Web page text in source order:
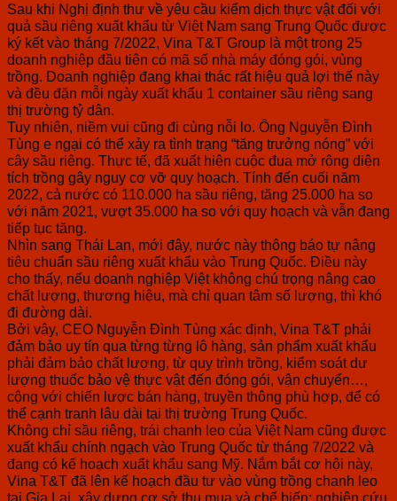
Sau khi Nghị định thư về yêu cầu kiểm dịch thực vật đối với
quả sầu riêng xuất khẩu từ Việt Nam sang Trung Quốc được
ký kết vào tháng 7/2022, Vina T&T Group là một trong 25
doanh nghiệp đầu tiên có mã số nhà máy đóng gói, vùng
trồng. Doanh nghiệp đang khai thác rất hiệu quả lợi thế này
và đều đặn mỗi ngày xuất khẩu 1 container sầu riêng sang
thị trường tỷ dân.
Tuy nhiên, niềm vui cũng đi cùng nỗi lo. Ông Nguyễn Đình
Tùng e ngại có thể xảy ra tình trạng “tăng trưởng nóng” với
cây sầu riêng. Thực tế, đã xuất hiện cuộc đua mở rộng diện
tích trồng gây nguy cơ vỡ quy hoạch. Tính đến cuối năm
2022, cả nước có 110.000 ha sầu riêng, tăng 25.000 ha so
với năm 2021, vượt 35.000 ha so với quy hoạch và vẫn đang
tiếp tục tăng.
Nhìn sang Thái Lan, mới đây, nước này thông báo tự nâng
tiêu chuẩn sầu riêng xuất khẩu vào Trung Quốc. Điều này
cho thấy, nếu doanh nghiệp Việt không chú trọng nâng cao
chất lượng, thương hiệu, mà chỉ quan tâm số lượng, thì khó
đi đường dài.
Bởi vậy, CEO Nguyễn Đình Tùng xác định, Vina T&T phải
đảm bảo uy tín qua từng từng lô hàng, sản phẩm xuất khẩu
phải đảm bảo chất lượng, từ quy trình trồng, kiểm soát dư
lượng thuốc bảo vệ thực vật đến đóng gói, vận chuyển…,
cộng với chiến lược bán hàng, truyền thông phù hợp, để có
thể cạnh tranh lâu dài tại thị trường Trung Quốc.
Không chỉ sầu riêng, trái chanh leo của Việt Nam cũng được
xuất khẩu chính ngạch vào Trung Quốc từ tháng 7/2022 và
đang có kế hoạch xuất khẩu sang Mỹ. Nắm bắt cơ hội này,
Vina T&T đã lên kế hoạch đầu tư vào vùng trồng chanh leo
tại Gia Lai, xây dựng cơ sở thu mua và chế biến; nghiên cứu